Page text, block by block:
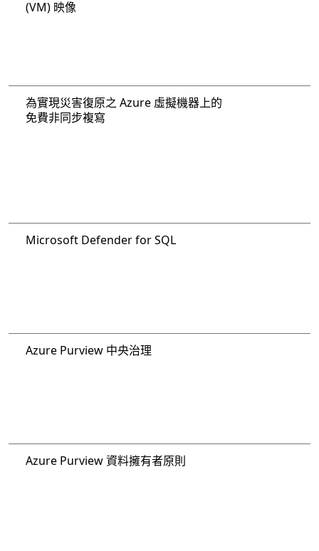
(VM) 映像
為實現災害復原之 Azure 虛擬機器上的
免費非同步複寫
Microsoft Defender for SQL
Azure Purview 中央治理
Azure Purview 資料擁有者原則